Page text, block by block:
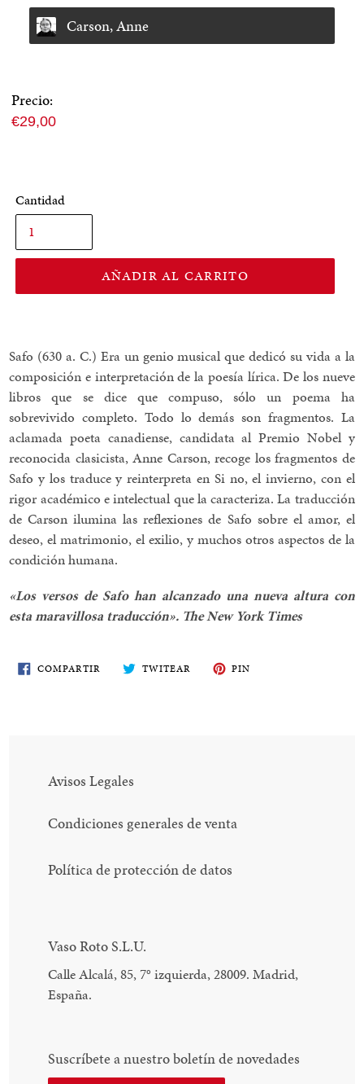
Carson, Anne
Precio:
Precio
€29,00
Cantidad
AÑADIR AL CARRITO
Safo (630 a. C.) Era un genio musical que dedicó su vida a la
composición e interpretación de la poesía lírica. De los nueve
libros que se dice que compuso, sólo un poema ha
sobrevivido completo. Todo lo demás son fragmentos. La
aclamada poeta canadiense, candidata al Premio Nobel y
reconocida clasicista, Anne Carson, recoge los fragmentos de
Safo y los traduce y reinterpreta en Si no, el invierno, con el
rigor académico e intelectual que la caracteriza. La traducción
de Carson ilumina las reflexiones de Safo sobre el amor, el
deseo, el matrimonio, el exilio, y muchos otros aspectos de la
condición humana.
«Los versos de Safo han alcanzado una nueva altura con
esta maravillosa traducción». The New York Times
COMPARTIR COMPARTE
EN
TWITEAR TWITEA
EN
PIN
Avisos Legales
Condiciones generales de venta
Política de protección de datos
Vaso Roto S.L.U.
Calle Alcalá, 85, 7° izquierda, 28009. Madrid,
España.
Suscríbete a nuestro boletín de novedades